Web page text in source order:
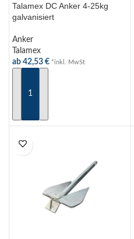
Talamex DC Anker 4-25kg
galvanisiert
Anker
Talamex
ab 42,53 € *inkl. MwSt